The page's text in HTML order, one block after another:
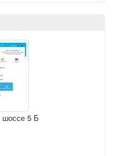
шоссе 5 Б